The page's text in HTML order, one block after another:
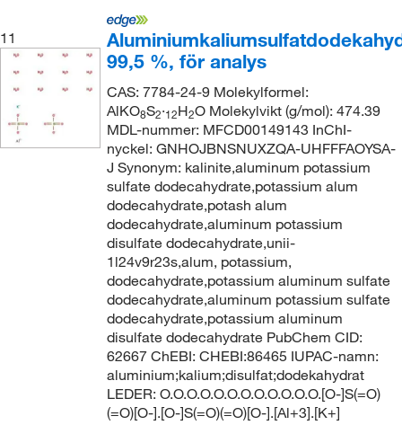
11
99,5 %, för analys
CAS: 7784-24-9 Molekylformel:
AlKO8S2·12H2O Molekylvikt (g/mol): 474.39
MDL-nummer: MFCD00149143 InChI-
nyckel: GNHOJBNSNUXZQA-UHFFFAOYSA-
J Synonym: kalinite,aluminum potassium
sulfate dodecahydrate,potassium alum
dodecahydrate,potash alum
dodecahydrate,aluminum potassium
disulfate dodecahydrate,unii-
1l24v9r23s,alum, potassium,
dodecahydrate,potassium aluminum sulfate
dodecahydrate,aluminum potassium sulfate
dodecahydrate,potassium aluminum
disulfate dodecahydrate PubChem CID:
62667 ChEBI: CHEBI:86465 IUPAC-namn:
aluminium;kalium;disulfat;dodekahydrat
LEDER: O.O.O.O.O.O.O.O.O.O.O.O.[O-]S(=O)
(=O)[O-].[O-]S(=O)(=O)[O-].[Al+3].[K+]